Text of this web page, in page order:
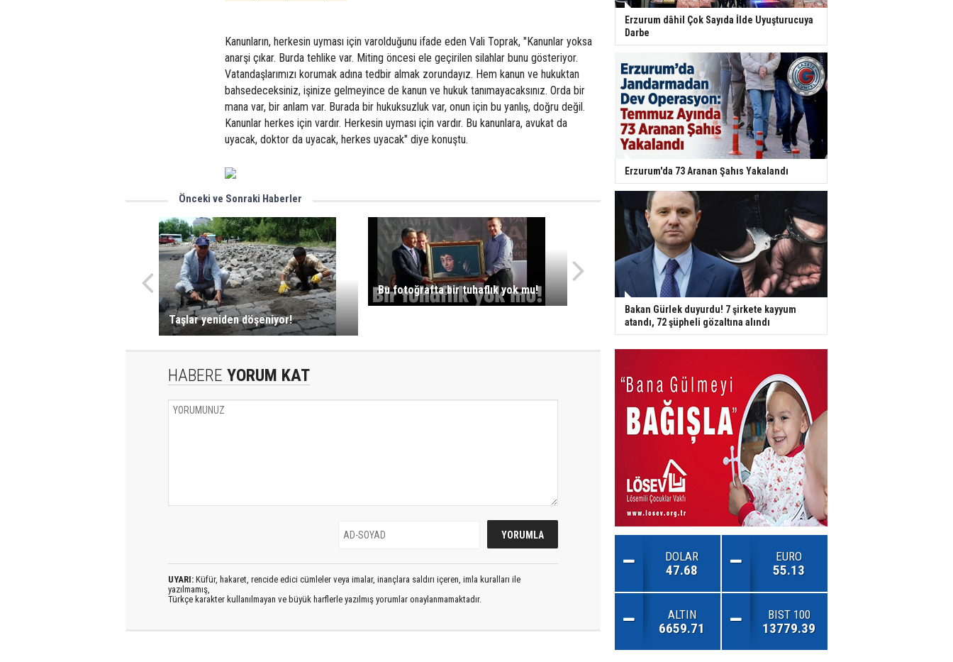
Kanunların, herkesin uyması için varolduğunu ifade eden Vali Toprak, "Kanunlar yoksa
anarşi çıkar. Burda tehlike var. Miting öncesi ele geçirilen silahlar bunu gösteriyor.
Vatandaşlarımızı korumak adına tedbir almak zorundayız. Hem kanun ve hukuktan
bahsedeceksiniz, işinize gelmeyince de kanun ve hukuk tanımayacaksınız. Orda bir
mana var, bir anlam var. Burada bir hukuksuzluk var, onun için bu yanlış, doğru değil.
Kanunlar herkes için vardır. Herkesin uyması için vardır. Bu kanunlara, avukat da
uyacak, doktor da uyacak, herkes uyacak" diye konuştu.
Önceki ve Sonraki Haberler
Taşlar yeniden döşeniyor!
Bu fotoğrafta bir tuhaflık yok mu!
HABERE YORUM KAT
UYARI: Küfür, hakaret, rencide edici cümleler veya imalar, inançlara saldırı içeren, imla kuralları ile
yazılmamış,
Türkçe karakter kullanılmayan ve büyük harflerle yazılmış yorumlar onaylanmamaktadır.
Erzurum dâhil Çok Sayıda İlde Uyuşturucuya
Darbe
Erzurum'da 73 Aranan Şahıs Yakalandı
Bakan Gürlek duyurdu! 7 şirkete kayyum
atandı, 72 şüpheli gözaltına alındı
DOLAR
47.68
EURO
55.13
ALTIN
6659.71
BIST 100
13779.39